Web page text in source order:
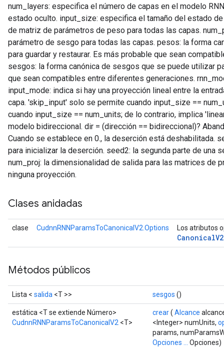
num_layers: especifica el número de capas en el modelo
estado oculto. input_size: especifica el tamaño del estado
de matriz de parámetros de peso para todas las capas.
parámetro de sesgo para todas las capas. pesos: la forma
para guardar y restaurar. Es más probable que sean
sesgos: la forma canónica de sesgos que se puede utilizar
que sean compatibles entre diferentes generaciones.
input_mode: indica si hay una proyección lineal entre la
capa. 'skip_input' solo se permite cuando input_size ==
cuando input_size == num_units; de lo contrario, implica
modelo bidireccional. dir = (dirección == bidireccional)?
Cuando se establece en 0., la deserción está deshabilitada.
para inicializar la deserción. seed2: la segunda parte de una
num_proj: la dimensionalidad de salida para las matrices de
ninguna proyección.
Clases anidadas
clase CudnnRNNParamsToCanonicalV2.Options Los atributos
CanonicalV2
Métodos públicos
Lista < salida <T >> sesgos ()
estática <T se extiende Número>
CudnnRNNParamsToCanonicalV2 <T>
crear( Alcance
<Integer> numUnits,
params,
Opciones ...
Opciones)